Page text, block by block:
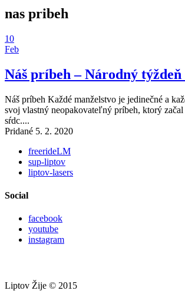
nas pribeh
10
Feb
Náš príbeh – Národný týždeň
Náš príbeh Každé manželstvo je jedinečné a
svoj vlastný neopakovateľný príbeh, ktorý
sŕdc....
Pridané 5. 2. 2020
freerideLM
sup-liptov
liptov-lasers
Social
facebook
youtube
instagram
Liptov Žije © 2015